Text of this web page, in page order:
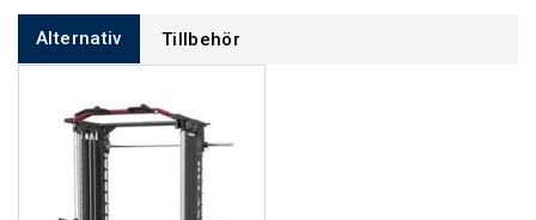
Alternativ Tillbehör